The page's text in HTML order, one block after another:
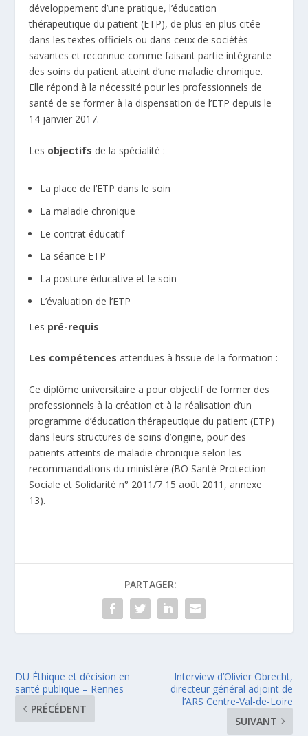
développement d’une pratique, l’éducation
thérapeutique du patient (ETP), de plus en plus citée
dans les textes officiels ou dans ceux de sociétés
savantes et reconnue comme faisant partie intégrante
des soins du patient atteint d’une maladie chronique.
Elle répond à la nécessité pour les professionnels de
santé de se former à la dispensation de l’ETP depuis le
14 janvier 2017.
Les objectifs de la spécialité :
La place de l’ETP dans le soin
La maladie chronique
Le contrat éducatif
La séance ETP
La posture éducative et le soin
L’évaluation de l’ETP
Les pré-requis
Les compétences attendues à l’issue de la formation :
Ce diplôme universitaire a pour objectif de former des
professionnels à la création et à la réalisation d’un
programme d’éducation thérapeutique du patient (ETP)
dans leurs structures de soins d’origine, pour des
patients atteints de maladie chronique selon les
recommandations du ministère (BO Santé Protection
Sociale et Solidarité n° 2011/7 15 août 2011, annexe
13).
PARTAGER:
DU Éthique et décision en
santé publique – Rennes
PRÉCÉDENT
Interview d’Olivier Obrecht,
directeur général adjoint de
l’ARS Centre-Val-de-Loire
SUIVANT